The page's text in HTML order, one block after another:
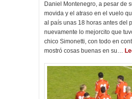
Daniel Montenegro, a pesar de
movida y el atraso en el vuelo
al país unas 18 horas antes del
nuevamente lo mejorcito que
chico Simonetti, con todo en
mostró cosas buenas en su…